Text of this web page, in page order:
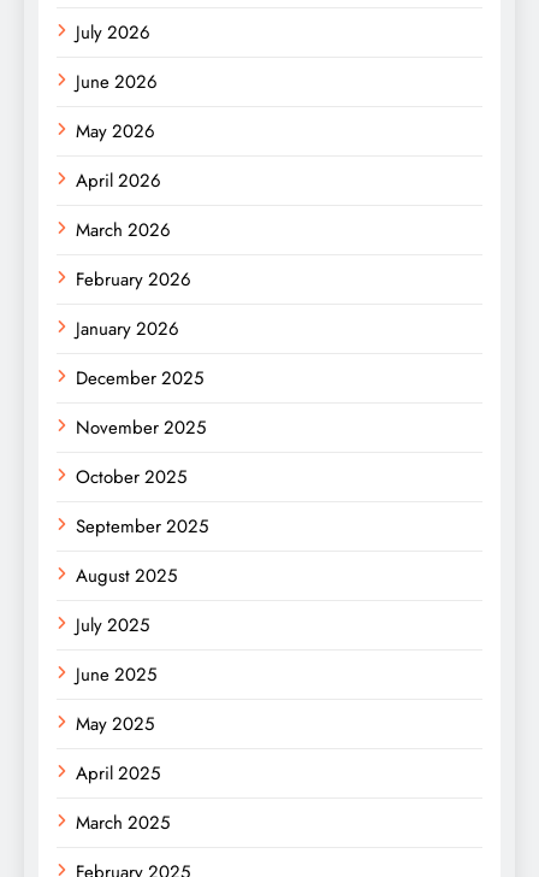
July 2026
June 2026
May 2026
April 2026
March 2026
February 2026
January 2026
December 2025
November 2025
October 2025
September 2025
August 2025
July 2025
June 2025
May 2025
April 2025
March 2025
February 2025